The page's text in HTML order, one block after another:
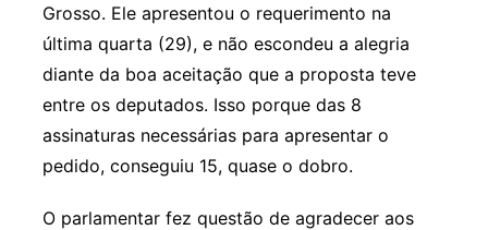
Grosso. Ele apresentou o requerimento na
última quarta (29), e não escondeu a alegria
diante da boa aceitação que a proposta teve
entre os deputados. Isso porque das 8
assinaturas necessárias para apresentar o
pedido, conseguiu 15, quase o dobro.
O parlamentar fez questão de agradecer aos